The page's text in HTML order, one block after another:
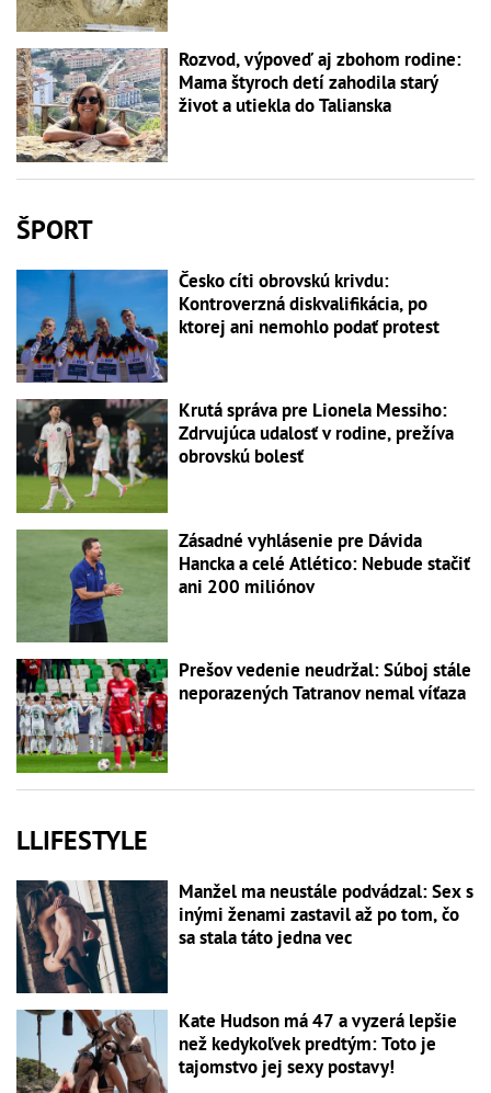
Rozvod, výpoveď aj zbohom rodine:
Mama štyroch detí zahodila starý
život a utiekla do Talianska
ŠPORT
Česko cíti obrovskú krivdu:
Kontroverzná diskvalifikácia, po
ktorej ani nemohlo podať protest
Krutá správa pre Lionela Messiho:
Zdrvujúca udalosť v rodine, prežíva
obrovskú bolesť
Zásadné vyhlásenie pre Dávida
Hancka a celé Atlético: Nebude stačiť
ani 200 miliónov
Prešov vedenie neudržal: Súboj stále
neporazených Tatranov nemal víťaza
LLIFESTYLE
Manžel ma neustále podvádzal: Sex s
inými ženami zastavil až po tom, čo
sa stala táto jedna vec
Kate Hudson má 47 a vyzerá lepšie
než kedykoľvek predtým: Toto je
tajomstvo jej sexy postavy!